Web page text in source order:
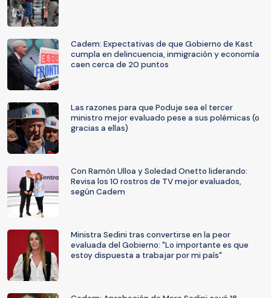
Cadem: Expectativas de que Gobierno de Kast
cumpla en delincuencia, inmigración y economía
caen cerca de 20 puntos
Las razones para que Poduje sea el tercer
ministro mejor evaluado pese a sus polémicas (o
gracias a ellas)
Con Ramón Ulloa y Soledad Onetto liderando:
Revisa los 10 rostros de TV mejor evaluados,
según Cadem
Ministra Sedini tras convertirse en la peor
evaluada del Gobierno: "Lo importante es que
estoy dispuesta a trabajar por mi país"